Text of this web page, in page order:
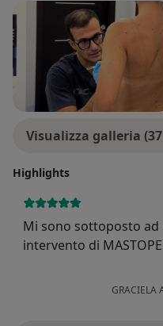
Visualizza galleria
Highlights
Mi sono sottoposto ad
intervento di
RIMODELLAMENTO E
DI PROTESI E GRACIELA